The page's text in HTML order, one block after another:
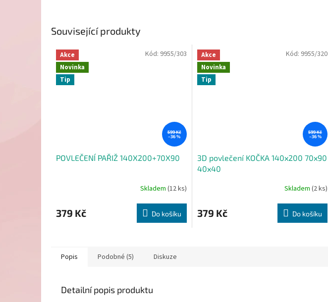
Související produkty
Akce
Novinka
Tip
599 Kč
–36 %
POVLEČENÍ PAŘIŽ 140X200+70X90
Skladem (12 ks)
379 Kč Do košíku
Kód: 9955/303
Akce
Novinka
Tip
599 Kč
–36 %
3D povlečení KOČKA 140x200 70x90
40x40
Skladem (2 ks)
379 Kč Do košíku
Kód: 9955/320
Popis Podobné (5) Diskuze
Detailní popis produktu